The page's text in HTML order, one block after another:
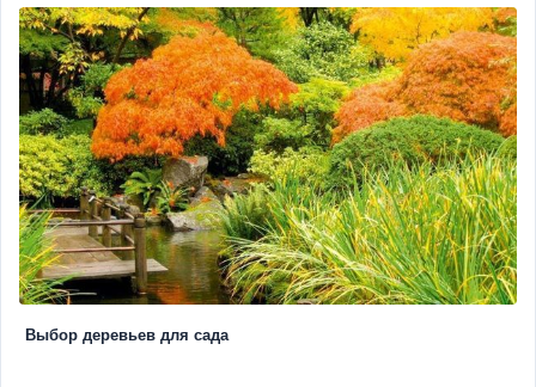
Выбор деревьев для сада